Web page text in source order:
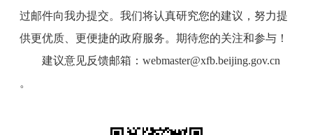
过邮件向我办提交。我们将认真研究您的建议，努力提
供更优质、更便捷的政府服务。期待您的关注和参与！
建议意见反馈邮箱：webmaster@xfb.beijing.gov.cn
。